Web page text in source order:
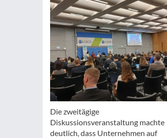
Die zweitägige
Diskussionsveranstaltung machte
deutlich, dass Unternehmen auf